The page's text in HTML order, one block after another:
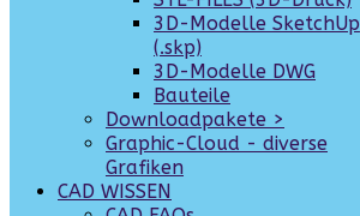
3D-Modelle SketchUp
(.skp)
3D-Modelle DWG
Bauteile
Downloadpakete >
Graphic-Cloud - diverse
Grafiken
CAD WISSEN